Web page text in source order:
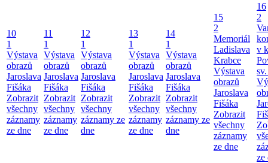
10
1
Výstava
obrazů
Jaroslava
Fišáka
Zobrazit
všechny
záznamy
ze dne
11
1
Výstava
obrazů
Jaroslava
Fišáka
Zobrazit
všechny
záznamy
ze dne
12
1
Výstava
obrazů
Jaroslava
Fišáka
Zobrazit
všechny
záznamy ze
dne
13
1
Výstava
obrazů
Jaroslava
Fišáka
Zobrazit
všechny
záznamy
ze dne
14
1
Výstava
obrazů
Jaroslava
Fišáka
Zobrazit
všechny
záznamy ze
dne
15
2
Memoriál
Ladislava
Krabce
Výstava
obrazů
Jaroslava
Fišáka
Zobrazit
všechny
záznamy
ze dne
16
2
v
ze